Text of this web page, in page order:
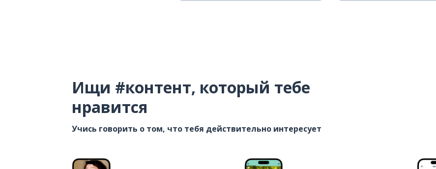
Ищи #контент, который тебе
нравится
Учись говорить о том, что тебя действительно интересует